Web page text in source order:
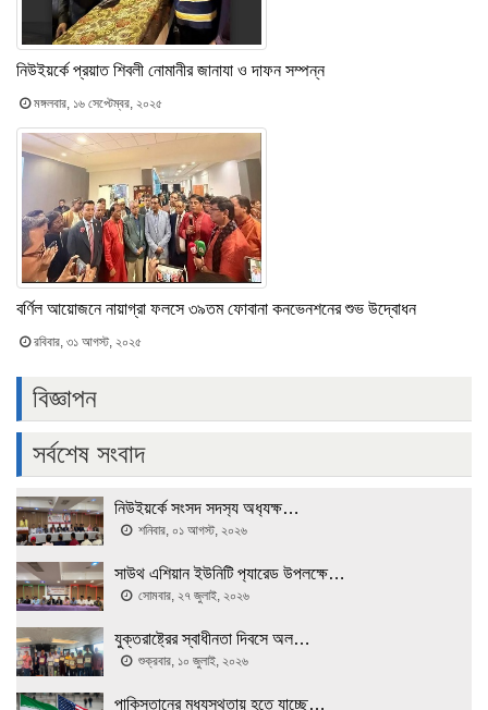
নিউইয়র্কে প্রয়াত শিবলী নোমানীর জানাযা ও দাফন সম্পন্ন
মঙ্গলবার, ১৬ সেপ্টেম্বর, ২০২৫
বর্ণিল আয়োজনে নায়াগ্রা ফলসে ৩৯তম ফোবানা কনভেনশনের শুভ উদ্বোধন
রবিবার, ৩১ আগস্ট, ২০২৫
বিজ্ঞাপন
সর্বশেষ সংবাদ
নিউইয়র্কে সংসদ সদস‍্য অধ‍্যক্ষ…
শনিবার, ০১ আগস্ট, ২০২৬
সাউথ এশিয়ান ইউনিটি প‍্যারেড উপলক্ষে…
সোমবার, ২৭ জুলাই, ২০২৬
যুক্তরাষ্ট্রের স্বাধীনতা দিবসে অল…
শুক্রবার, ১০ জুলাই, ২০২৬
পাকিস্তানের মধ্যস্থতায় হতে যাচ্ছে…